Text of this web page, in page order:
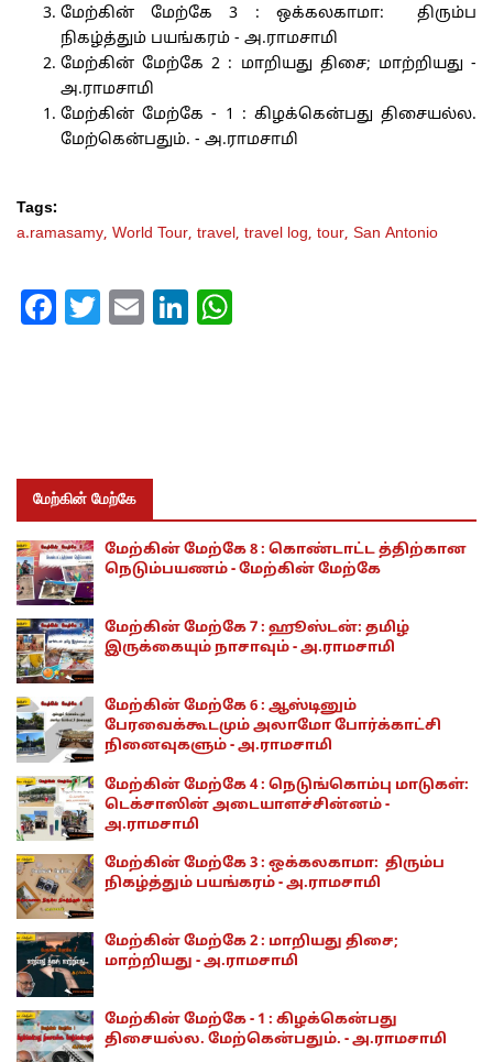
மேற்கின் மேற்கே 3 : ஒக்கலகாமா: திரும்ப
நிகழ்த்தும் பயங்கரம் - அ.ராமசாமி
மேற்கின் மேற்கே 2 : மாறியது திசை; மாற்றியது -
அ.ராமசாமி
மேற்கின் மேற்கே - 1 : கிழக்கென்பது திசையல்ல.
மேற்கென்பதும். - அ.ராமசாமி
Tags:
a.ramasamy, World Tour, travel, travel log, tour, San Antonio
Facebook
Twitter
EmailLinkedIn
மேற்கின் மேற்கே
மேற்கின் மேற்கே 8 : கொண்டாட்ட த்திற்கான
நெடும்பயணம் - மேற்கின் மேற்கே
மேற்கின் மேற்கே 7 : ஹூஸ்டன்: தமிழ்
இருக்கையும் நாசாவும் - அ.ராமசாமி
மேற்கின் மேற்கே 6 : ஆஸ்டினும்
பேரவைக்கூடமும் அலாமோ போர்க்காட்சி
நினைவுகளும் - அ.ராமசாமி
மேற்கின் மேற்கே 4 : நெடுங்கொம்பு மாடுகள்:
டெக்சாஸின் அடையாளச்சின்னம் -
அ.ராமசாமி
மேற்கின் மேற்கே 3 : ஒக்கலகாமா: திரும்ப
நிகழ்த்தும் பயங்கரம் - அ.ராமசாமி
மேற்கின் மேற்கே 2 : மாறியது திசை;
மாற்றியது - அ.ராமசாமி
மேற்கின் மேற்கே - 1 : கிழக்கென்பது
திசையல்ல. மேற்கென்பதும். - அ.ராமசாமி